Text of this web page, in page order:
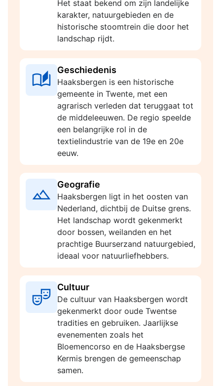
Het staat bekend om zijn landelijke
karakter, natuurgebieden en de
historische stoomtrein die door het
landschap rijdt.
Geschiedenis
Haaksbergen is een historische
gemeente in Twente, met een
agrarisch verleden dat teruggaat tot
de middeleeuwen. De regio speelde
een belangrijke rol in de
textielindustrie van de 19e en 20e
eeuw.
Geografie
Haaksbergen ligt in het oosten van
Nederland, dichtbij de Duitse grens.
Het landschap wordt gekenmerkt
door bossen, weilanden en het
prachtige Buurserzand natuurgebied,
ideaal voor natuurliefhebbers.
Cultuur
De cultuur van Haaksbergen wordt
gekenmerkt door oude Twentse
tradities en gebruiken. Jaarlijkse
evenementen zoals het
Bloemencorso en de Haaksbergse
Kermis brengen de gemeenschap
samen.